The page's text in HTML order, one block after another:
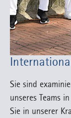
Sie sind
unseres Teams
Sie in unserer